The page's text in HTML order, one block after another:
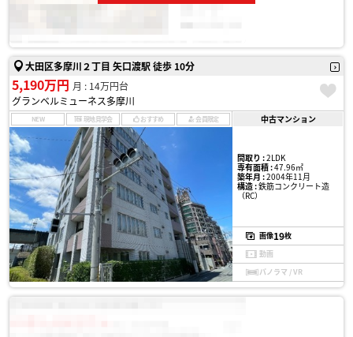
大田区多摩川２丁目 矢口渡駅 徒歩 10分
5,190万円 月 : 14万円台
グランベルミューネス多摩川
NEW 現地見学会 おすすめ 会員限定 中古マンション
間取り :2LDK
専有面積 :47.96㎡
築年月 :2004年11月
構造 :鉄筋コンクリート造
（RC）
画像19枚
動画
パノラマ / VR